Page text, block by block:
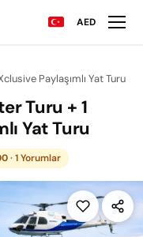
AED
Paylaşımlı Yat Turu
Turu + 1
Yat Turu
· 1 Yorumlar